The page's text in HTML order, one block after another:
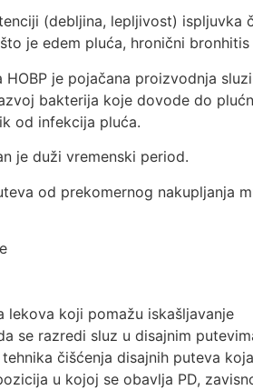
(debljina, lepljivost)
je edem pluća, hronični
je pojačana proizvodnja
bakterija koje dovode do
od infekcija pluća.
je duži vremenski period.
od prekomernog nakupljanja
lekova koji pomažu iskašljavanje
se razredi sluz u disajnim
tehnika čišćenja disajnih puteva
u kojoj se obavlja PD,